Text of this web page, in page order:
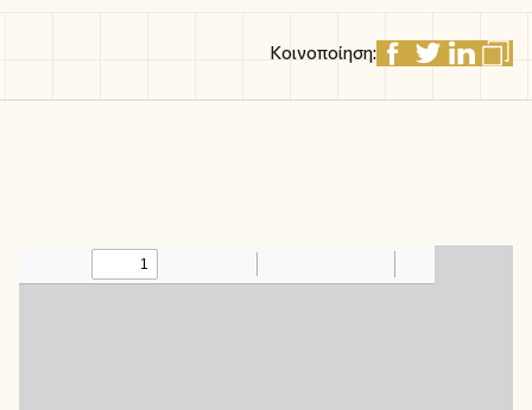
Κοινοποίηση: